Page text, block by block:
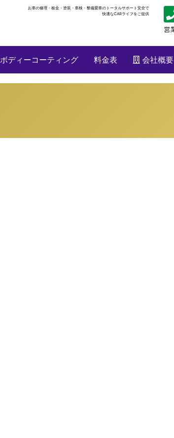
お車の修理・板金・塗装・車検・整備愛車のトータルサポート安全で
快適なCARライフをご提供
ボディーコーティング 料金表 会社概要